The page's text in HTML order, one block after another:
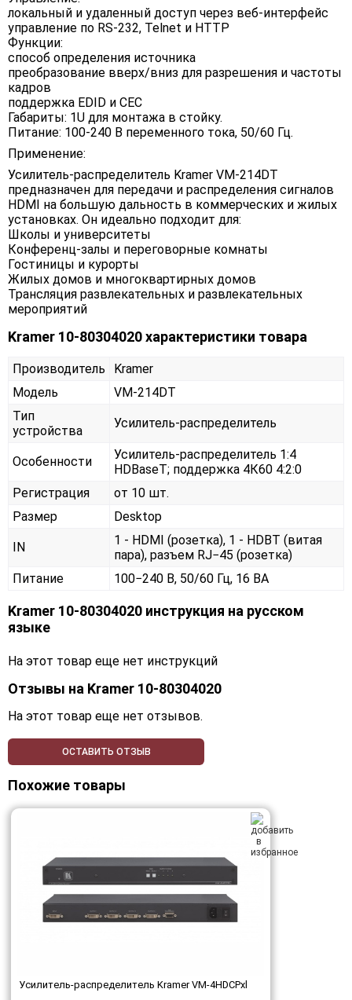
локальный и удаленный доступ через веб-интерфейс
управление по RS-232, Telnet и HTTP
Функции:
способ определения источника
преобразование вверх/вниз для разрешения и частоты
кадров
поддержка EDID и CEC
Габариты: 1U для монтажа в стойку.
Питание: 100-240 В переменного тока, 50/60 Гц.
Применение:
Усилитель-распределитель Kramer VM-214DT
предназначен для передачи и распределения сигналов
HDMI на большую дальность в коммерческих и жилых
установках. Он идеально подходит для:
Школы и университеты
Конференц-залы и переговорные комнаты
Гостиницы и курорты
Жилых домов и многоквартирных домов
Трансляция развлекательных и развлекательных
мероприятий
Kramer 10-80304020 характеристики товара
Производитель
Kramer
Модель
VM-214DT
Тип
устройства
Усилитель-распределитель
Особенности
Усилитель-распределитель 1:4
HDBaseT; поддержка 4К60 4:2:0
Регистрация
от 10 шт.
Размер
Desktop
IN
1 - HDMI (розетка), 1 - HDBT (витая
пара), разъем RJ−45 (розетка)
Питание
100−240 В, 50/60 Гц, 16 ВА
Kramer 10-80304020 инструкция на русском
языке
На этот товар еще нет инструкций
Отзывы на Kramer 10-80304020
На этот товар еще нет отзывов.
ОСТАВИТЬ ОТЗЫВ
Похожие товары
Усилитель-распределитель Kramer VM-4HDCPxl